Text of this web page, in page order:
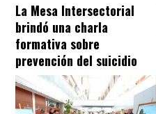
La Mesa Intersectorial
brindó una charla
formativa sobre
prevención del suicidio